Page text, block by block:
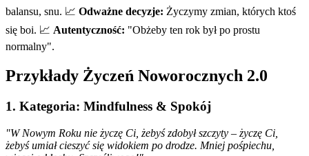
balansu, snu. 📈 Odważne decyzje: Życzymy zmian, których ktoś
się boi. 📈 Autentyczność: "Obżeby ten rok był po prostu
normalny".
Przykłady Życzeń Noworocznych 2.0
1. Kategoria: Mindfulness & Spokój
"W Nowym Roku nie życzę Ci, żebyś zdobył szczyty – życzę Ci,
żebyś umiał cieszyć się widokiem po drodze. Mniej pośpiechu,